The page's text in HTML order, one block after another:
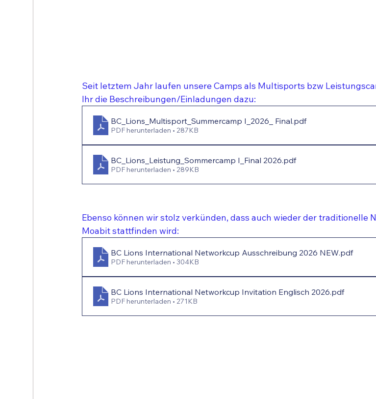
Seit letztem Jahr laufen unsere Camps als Multisports bzw
Ihr die Beschreibungen/Einladungen dazu:
BC_Lions_Multisport_Summercamp I_2026_ Final.pdf
PDF herunterladen • 287KB
BC_Lions_Leistung_Sommercamp I_Final 2026.pdf
PDF herunterladen • 289KB
Ebenso können wir stolz verkünden, dass auch wieder der traditionelle
Moabit stattfinden wird:
BC Lions International Networkcup Ausschreibung 2026 NEW.pdf
PDF herunterladen • 304KB
BC Lions International Networkcup Invitation Englisch 2026.pdf
PDF herunterladen • 271KB